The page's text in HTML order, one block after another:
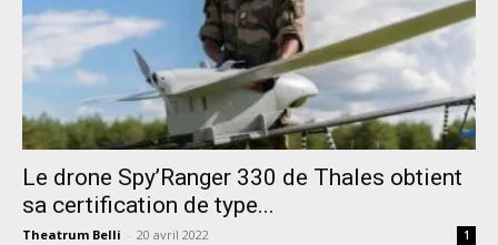
Le drone Spy’Ranger 330 de Thales obtient
sa certification de type...
Theatrum Belli - 20 avril 2022 1